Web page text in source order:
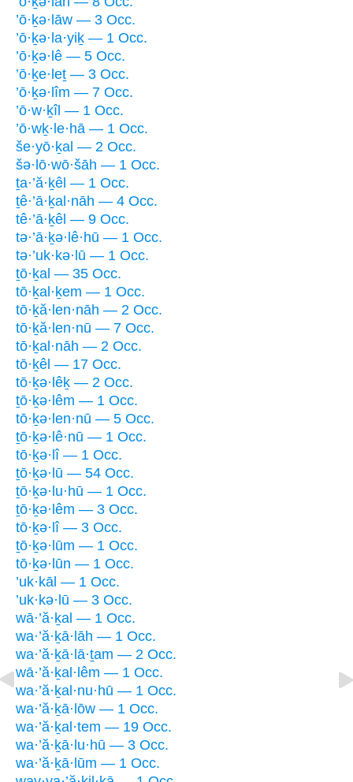
’ō·ḵə·lāw — 3 Occ.
’ō·ḵə·la·yiḵ — 1 Occ.
’ō·ḵə·lê — 5 Occ.
’ō·ḵe·leṯ — 3 Occ.
’ō·ḵə·lîm — 7 Occ.
’ō·w·ḵîl — 1 Occ.
’ō·wḵ·le·hā — 1 Occ.
še·yō·ḵal — 2 Occ.
šə·lō·wō·šāh — 1 Occ.
ṯa·’ă·ḵêl — 1 Occ.
ṯê·’ā·ḵal·nāh — 4 Occ.
tê·’ā·ḵêl — 9 Occ.
tə·’ā·ḵə·lê·hū — 1 Occ.
tə·’uk·kə·lū — 1 Occ.
ṯō·ḵal — 35 Occ.
tō·ḵal·ḵem — 1 Occ.
tō·ḵă·len·nāh — 2 Occ.
tō·ḵă·len·nū — 7 Occ.
tō·ḵal·nāh — 2 Occ.
tō·ḵêl — 17 Occ.
tō·ḵə·lêḵ — 2 Occ.
ṯō·ḵə·lêm — 1 Occ.
tō·ḵə·len·nū — 5 Occ.
ṯō·ḵə·lê·nū — 1 Occ.
tō·ḵə·lî — 1 Occ.
ṯō·ḵə·lū — 54 Occ.
ṯō·ḵə·lu·hū — 1 Occ.
ṯō·ḵə·lêm — 3 Occ.
tō·ḵə·lî — 3 Occ.
ṯō·ḵə·lūm — 1 Occ.
tō·ḵə·lūn — 1 Occ.
’uk·kāl — 1 Occ.
’uk·kə·lū — 3 Occ.
wā·’ă·ḵal — 1 Occ.
wa·’ă·ḵā·lāh — 1 Occ.
wa·’ă·ḵā·lā·ṯam — 2 Occ.
wā·’ă·ḵal·lêm — 1 Occ.
wa·’ă·ḵal·nu·hū — 1 Occ.
wa·’ă·ḵā·lōw — 1 Occ.
wa·’ă·ḵal·tem — 19 Occ.
wa·’ă·ḵā·lu·hū — 3 Occ.
wa·’ă·ḵā·lūm — 1 Occ.